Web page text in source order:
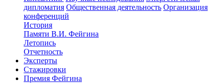
дипломатия Общественная деятельность Организация
конференций
История
Памяти В.И. Фейгина
Летопись
Отчетность
Эксперты
Стажировки
Премия Фейгина